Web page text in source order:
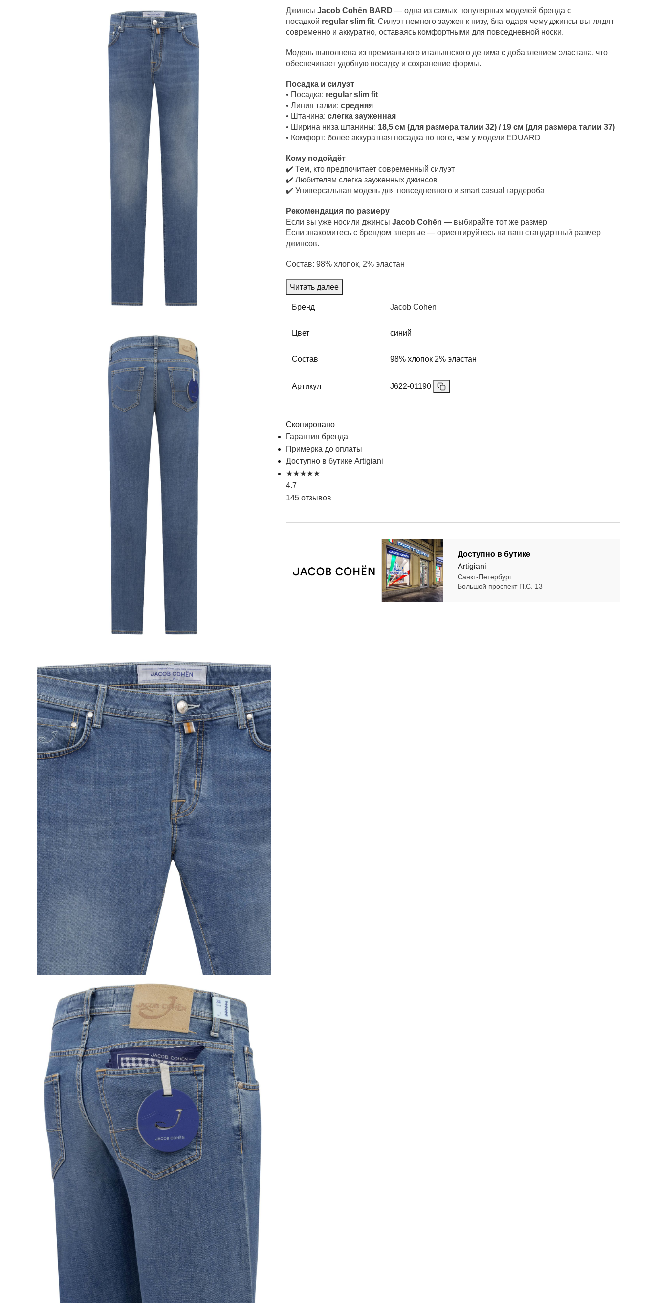
ДжинсыJacob Cohën BARD — одна из самых популярных моделей бренда с
посадкой regular slim fit. Силуэт немного заужен к низу, благодаря чему джинсы выглядят
современно и аккуратно, оставаясь комфортными для повседневной носки.
Модель выполнена из премиального итальянского денима с добавлением эластана, что
обеспечивает удобную посадку и сохранение формы.
Посадка и силуэт
• Посадка: regular slim fit
• Линия талии:средняя
• Штанина:слегка зауженная
• Ширина низа штанины: 18,5 см (для размера талии 32) / 19 см (для размера талии 37)
• Комфорт: более аккуратная посадка по ноге, чем у модели EDUARD
Кому подойдёт
✔️ Тем, кто предпочитает современный силуэт
✔️ Любителям слегка зауженных джинсов
✔️ Универсальная модель для повседневного и smart casual гардероба
Рекомендация по размеру
Если вы уже носили джинсыJacob Cohën — выбирайте тот же размер.
Если знакомитесь с брендом впервые — ориентируйтесь на ваш стандартный размер
джинсов.
Состав:98% хлопок, 2% эластан
Читать далее
Бренд Jacob Cohen
Цвет синий
Состав 98% хлопок 2% эластан
Артикул J622-01190
Скопировано
Гарантия бренда
Примерка до оплаты
Доступно в бутике Artigiani
★★★★★
4.7
145 отзывов
Доступно в бутике
Artigiani
Санкт-Петербург
Большой проспект П.С. 13